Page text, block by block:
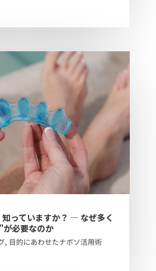
っていますか？ ― なぜ多く
が必要なのか
, 目的にあわせたナボソ活用術